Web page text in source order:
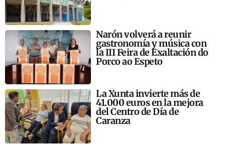
Narón volverá a reunir
gastronomía y música con
la III Feira de Exaltación do
Porco ao Espeto
La Xunta invierte más de
41.000 euros en la mejora
del Centro de Día de
Caranza